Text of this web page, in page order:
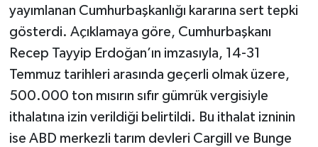
yayımlanan Cumhurbaşkanlığı kararına sert tepki
gösterdi. Açıklamaya göre, Cumhurbaşkanı
Recep Tayyip Erdoğan’ın imzasıyla, 14-31
Temmuz tarihleri arasında geçerli olmak üzere,
500.000 ton mısırın sıfır gümrük vergisiyle
ithalatına izin verildiği belirtildi. Bu ithalat izninin
ise ABD merkezli tarım devleri Cargill ve Bunge
TEKNOLOJİ